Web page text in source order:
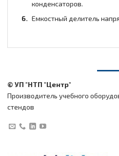
конденсаторов.
Емкостный делитель
© УП "НТП "Центр"
Производитель учебного
стендов